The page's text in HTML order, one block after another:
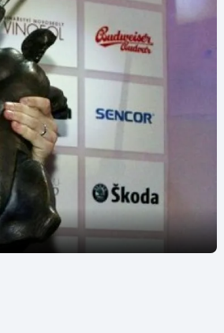
pětiboj
hry
volejbal
Triatlon
Veslování
Vodní slalom
Volejbal
Ostatní